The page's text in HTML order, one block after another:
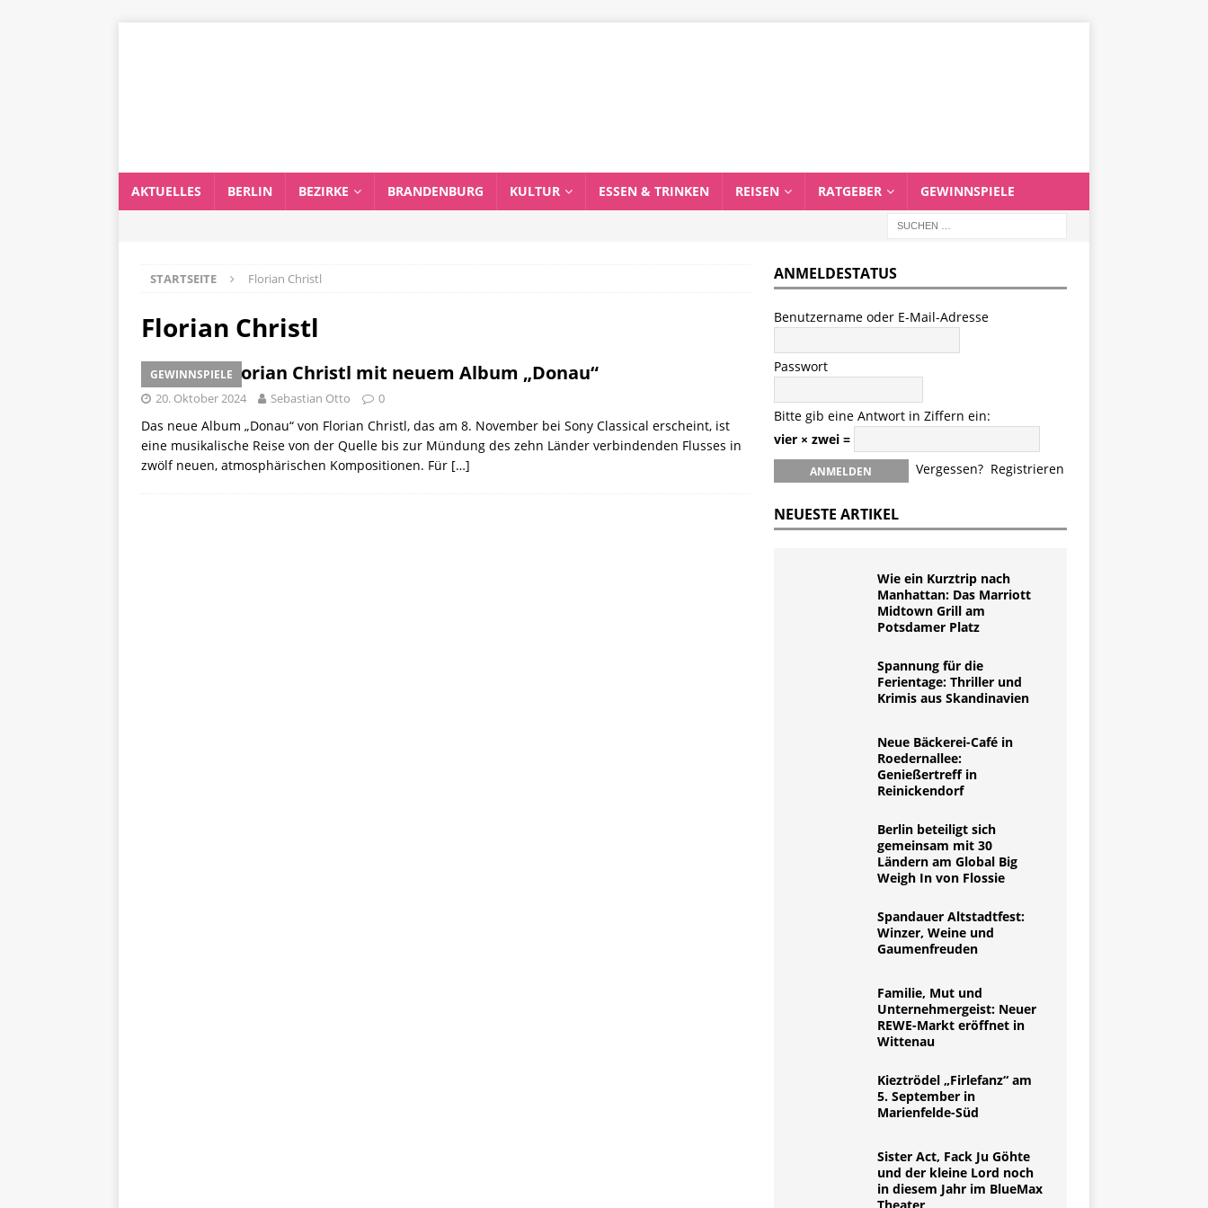
AKTUELLES BERLIN BEZIRKE BRANDENBURG KULTUR ESSEN & TRINKEN REISEN RATGEBER GEWINNSPIELE
STARTSEITE Florian Christl
Florian Christl
GEWINNSPIELE
Pianist Florian Christl mit neuem Album „Donau“
20. Oktober 2024 Sebastian Otto 0
Das neue Album „Donau“ von Florian Christl, das am 8. November bei Sony Classical erscheint, ist
eine musikalische Reise von der Quelle bis zur Mündung des zehn Länder verbindenden Flusses in
zwölf neuen, atmosphärischen Kompositionen. Für […]
ANMELDESTATUS
Benutzername oder E-Mail-Adresse
Passwort
Bitte gib eine Antwort in Ziffern ein:
vier × zwei =
Vergessen? Registrieren
NEUESTE ARTIKEL
Wie ein Kurztrip nach
Manhattan: Das Marriott
Midtown Grill am
Potsdamer Platz
Spannung für die
Ferientage: Thriller und
Krimis aus Skandinavien
Neue Bäckerei-Café in
Roedernallee:
Genießertreff in
Reinickendorf
Berlin beteiligt sich
gemeinsam mit 30
Ländern am Global Big
Weigh In von Flossie
Spandauer Altstadtfest:
Winzer, Weine und
Gaumenfreuden
Familie, Mut und
Unternehmergeist: Neuer
REWE-Markt eröffnet in
Wittenau
Kieztrödel „Firlefanz“ am
5. September in
Marienfelde-Süd
Sister Act, Fack Ju Göhte
und der kleine Lord noch
in diesem Jahr im BlueMax
Theater